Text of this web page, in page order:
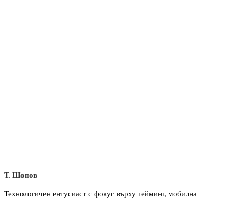
Т. Шопов
Технологичен ентусиаст с фокус върху гейминг, мобилна